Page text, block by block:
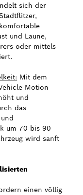
sich der
und Laune,
oder mittels
Mit dem
Motion
und
das
um 70 bis 90
wird sanft
einen völlig